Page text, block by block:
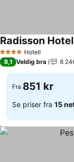
4 StjernerHotell
Radisson
8,1 Veldig bra 6
Fra 851 kr
Se priser fra 15